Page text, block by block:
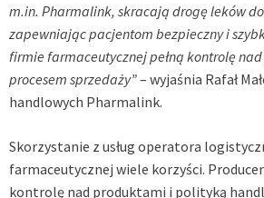
m.in. Pharmalink, skracają drogę leków
zapewniając pacjentom bezpieczny i
firmie farmaceutycznej pełną kontrolę
procesem sprzedaży”– wyjaśnia Rafał
handlowych Pharmalink.
Skorzystanie z usług operatora
farmaceutycznej wiele korzyści.
kontrolę nad produktami i polityką